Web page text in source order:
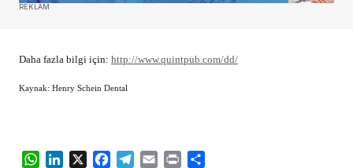
REKLAM
Daha fazla bilgi için: http://www.quintpub.com/dd/
Kaynak: Henry Schein Dental
WhatsApp
LinkedIn
X Facebook
Telegram
Email Print